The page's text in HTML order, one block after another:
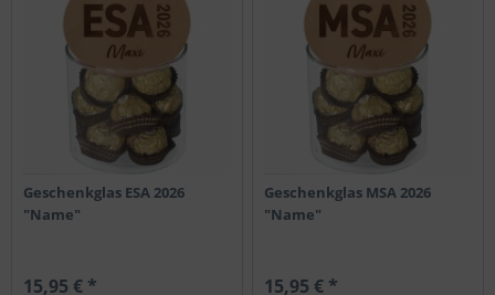
Geschenkglas ESA 2026
"Name"
15,95 € *
Geschenkglas MSA 2026
"Name"
15,95 € *